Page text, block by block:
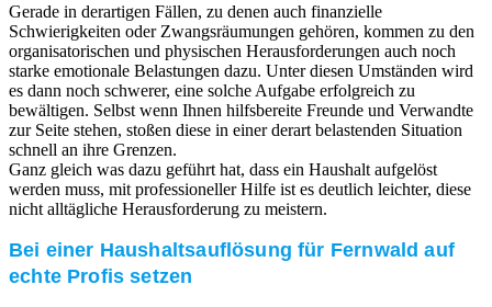
Gerade in derartigen Fällen, zu denen auch finanzielle
Schwierigkeiten oder Zwangsräumungen gehören, kommen zu den
organisatorischen und physischen Herausforderungen auch noch
starke emotionale Belastungen dazu. Unter diesen Umständen wird
es dann noch schwerer, eine solche Aufgabe erfolgreich zu
bewältigen. Selbst wenn Ihnen hilfsbereite Freunde und Verwandte
zur Seite stehen, stoßen diese in einer derart belastenden Situation
schnell an ihre Grenzen.
Ganz gleich was dazu geführt hat, dass ein Haushalt aufgelöst
werden muss, mit professioneller Hilfe ist es deutlich leichter, diese
nicht alltägliche Herausforderung zu meistern.
Bei einer Haushaltsauflösung für Fernwald auf
echte Profis setzen